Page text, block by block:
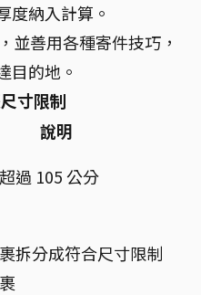
度納入計算。
並善用各種寄件技巧，
目的地。
寸限制
說明
過 105 公分
拆分成符合尺寸限制